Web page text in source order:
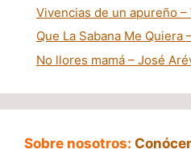
Vivencias de un apureño
Que La Sabana Me Quiera
No llores mamá – José
Sobre nosotros: